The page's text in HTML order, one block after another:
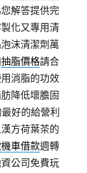
解答提供完
化又專用清
沫清潔劑萬
抽脂價格請合
消脂的功效
降低壞膽固
好的給營利
方荷葉茶的
車借款週轉
公司免費玩